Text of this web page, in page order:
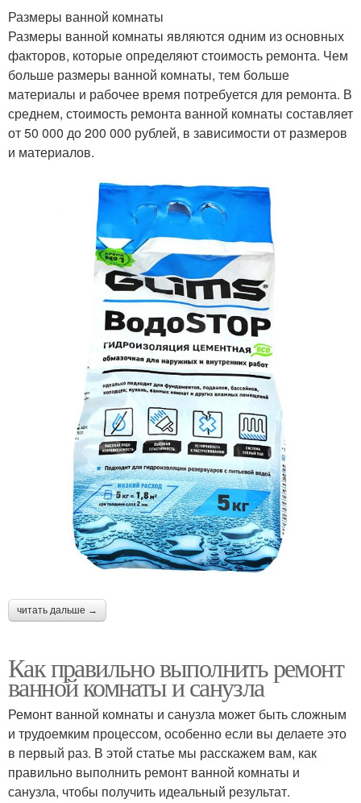
Размеры ванной комнаты
Размеры ванной комнаты являются одним из основных
факторов, которые определяют стоимость ремонта. Чем
больше размеры ванной комнаты, тем больше
материалы и рабочее время потребуется для ремонта. В
среднем, стоимость ремонта ванной комнаты составляет
от 50 000 до 200 000 рублей, в зависимости от размеров
и материалов.
читать дальше →
Как правильно выполнить ремонт
ванной комнаты и санузла
Ремонт ванной комнаты и санузла может быть сложным
и трудоемким процессом, особенно если вы делаете это
в первый раз. В этой статье мы расскажем вам, как
правильно выполнить ремонт ванной комнаты и
санузла, чтобы получить идеальный результат.